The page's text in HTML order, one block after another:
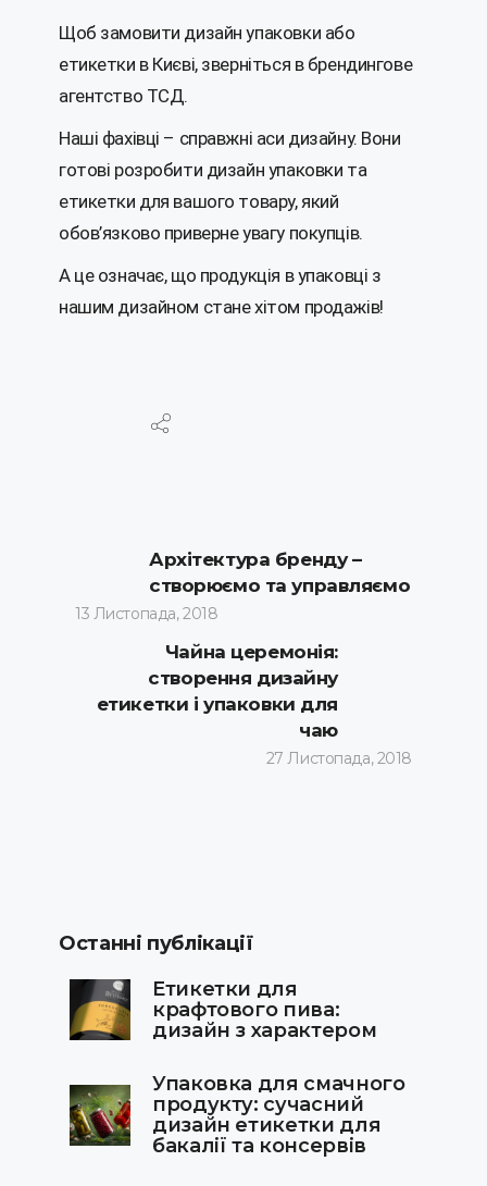
Щоб замовити дизайн упаковки або
етикетки в Києві, зверніться в брендингове
агентство ТСД.
Наші фахівці – справжні аси дизайну. Вони
готові розробити дизайн упаковки та
етикетки для вашого товару, який
обов’язково приверне увагу покупців.
А це означає, що продукція в упаковці з
нашим дизайном стане хітом продажів!
Архітектура бренду –
створюємо та управляємо
13 Листопада, 2018
Чайна церемонія:
створення дизайну
етикетки і упаковки для
чаю
27 Листопада, 2018
Останні публікації
Етикетки для
крафтового пива:
дизайн з характером
Упаковка для смачного
продукту: сучасний
дизайн етикетки для
бакалії та консервів